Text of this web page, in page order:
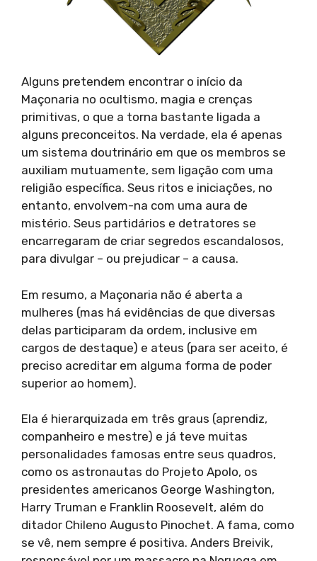
Alguns pretendem encontrar o início da
Maçonaria no ocultismo, magia e crenças
primitivas, o que a torna bastante ligada a
alguns preconceitos. Na verdade, ela é apenas
um sistema doutrinário em que os membros se
auxiliam mutuamente, sem ligação com uma
religião específica. Seus ritos e iniciações, no
entanto, envolvem-na com uma aura de
mistério. Seus partidários e detratores se
encarregaram de criar segredos escandalosos,
para divulgar – ou prejudicar – a causa.
Em resumo, a Maçonaria não é aberta a
mulheres (mas há evidências de que diversas
delas participaram da ordem, inclusive em
cargos de destaque) e ateus (para ser aceito, é
preciso acreditar em alguma forma de poder
superior ao homem).
Ela é hierarquizada em três graus (aprendiz,
companheiro e mestre) e já teve muitas
personalidades famosas entre seus quadros,
como os astronautas do Projeto Apolo, os
presidentes americanos George Washington,
Harry Truman e Franklin Roosevelt, além do
ditador Chileno Augusto Pinochet. A fama, como
se vê, nem sempre é positiva. Anders Breivik,